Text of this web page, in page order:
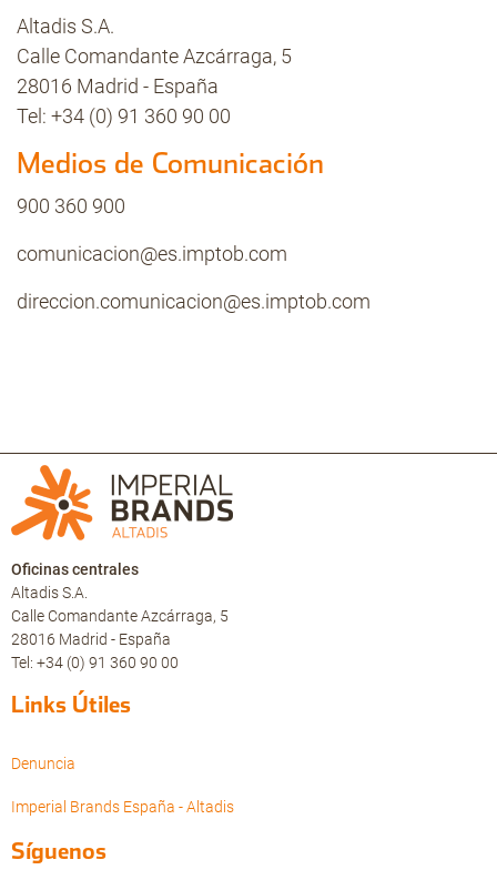
Altadis S.A.
Calle Comandante Azcárraga, 5
28016 Madrid - España
Tel: +34 (0) 91 360 90 00
Medios de Comunicación
900 360 900
comunicacion@es.imptob.com
direccion.comunicacion@es.imptob.com
Oficinas centrales
Altadis S.A.
Calle Comandante Azcárraga, 5
28016 Madrid - España
Tel: +34 (0) 91 360 90 00
Links Útiles
Denuncia
Imperial Brands España - Altadis
Síguenos